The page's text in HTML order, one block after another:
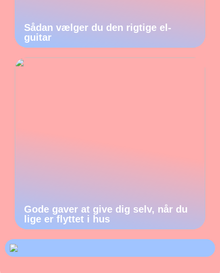
Sådan vælger du den rigtige el-
guitar
Gode gaver at give dig selv, når du
lige er flyttet i hus